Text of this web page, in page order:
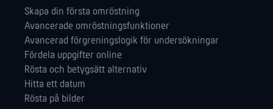
Skapa din första omröstning
Avancerade omröstningsfunktioner
Avancerad förgreningslogik för undersökningar
Fördela uppgifter online
Rösta och betygsätt alternativ
Hitta ett datum
Rösta på bilder